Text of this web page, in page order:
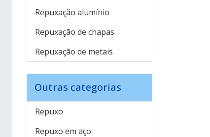
Repuxação alumínio
Repuxação de chapas
Repuxação de metais
Outras categorias
Repuxo
Repuxo em aço